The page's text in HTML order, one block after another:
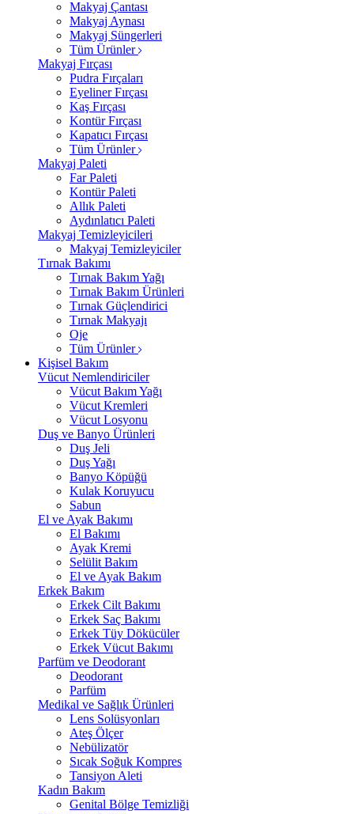
Makyaj Çantası
Makyaj Aynası
Makyaj Süngerleri
Tüm Ürünler
Makyaj Fırçası
Pudra Fırçaları
Eyeliner Fırçası
Kaş Fırçası
Kontür Fırçası
Kapatıcı Fırçası
Tüm Ürünler
Makyaj Paleti
Far Paleti
Kontür Paleti
Allık Paleti
Aydınlatıcı Paleti
Makyaj Temizleyicileri
Makyaj Temizleyiciler
Tırnak Bakımı
Tırnak Bakım Yağı
Tırnak Bakım Ürünleri
Tırnak Güçlendirici
Tırnak Makyajı
Oje
Tüm Ürünler
Kişisel Bakım
Vücut Nemlendiriciler
Vücut Bakım Yağı
Vücut Kremleri
Vücut Losyonu
Duş ve Banyo Ürünleri
Duş Jeli
Duş Yağı
Banyo Köpüğü
Kulak Koruyucu
Sabun
El ve Ayak Bakımı
El Bakımı
Ayak Kremi
Selülit Bakım
El ve Ayak Bakım
Erkek Bakım
Erkek Cilt Bakımı
Erkek Saç Bakımı
Erkek Tüy Dökücüler
Erkek Vücut Bakımı
Parfüm ve Deodorant
Deodorant
Parfüm
Medikal ve Sağlık Ürünleri
Lens Solüsyonları
Ateş Ölçer
Nebülizatör
Sıcak Soğuk Kompres
Tansiyon Aleti
Kadın Bakım
Genital Bölge Temizliği